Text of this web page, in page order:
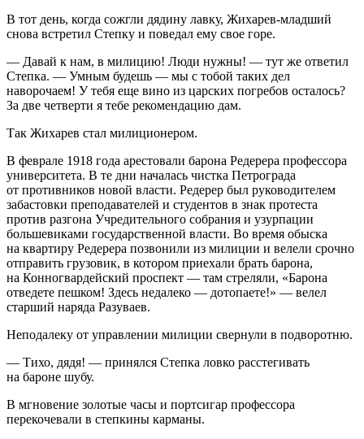
В тот день, когда сожгли дядину лавку, Жихарев-младший
снова встретил Степку и поведал ему свое горе.
— Давай к нам, в милицию! Люди нужны! — тут же ответил
Степка. — Умным будешь — мы с тобой таких дел
наворочаем! У тебя еще вино из царских погребов осталось?
За две четверти я тебе рекомендацию дам.
Так Жихарев стал милиционером.
В феврале 1918 года арестовали барона Редерера профессора
университета. В те дни началась чистка Петрограда
от противников новой власти. Редерер был руководителем
забастовки преподавателей и студентов в знак протеста
против разгона Учредительного собрания и узурпации
большевиками государственной власти. Во время обыска
на квартиру Редерера позвонили из милиции и велели срочно
отправить грузовик, в котором приехали брать барона,
на Конногвардейский проспект — там стреляли, «Барона
отведете пешком! Здесь недалеко — дотопаете!» — велел
старший наряда Разуваев.
Неподалеку от управлении милиции свернули в подворотню.
— Тихо, дядя! — принялся Степка ловко расстегивать
на бароне шубу.
В мгновение золотые часы и портсигар профессора
перекочевали в степкины карманы.